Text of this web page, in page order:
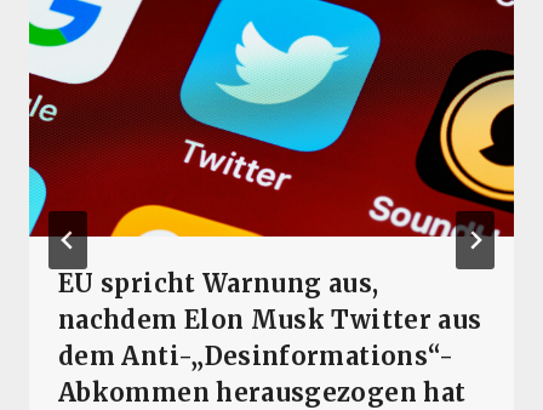
EU spricht Warnung aus,
nachdem Elon Musk Twitter aus
dem Anti-„Desinformations“-
Abkommen herausgezogen hat